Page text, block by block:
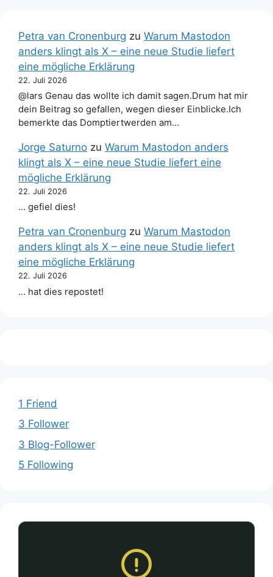
Petra van Cronenburg zu Warum Mastodon
anders klingt als X – eine neue Studie liefert
eine mögliche Erklärung
22. Juli 2026
@lars Genau das wollte ich damit sagen.Drum hat mir
dein Beitrag so gefallen, wegen dieser Einblicke.Ich
bemerkte das Domptiertwerden am…
Jorge Saturno zu Warum Mastodon anders
klingt als X – eine neue Studie liefert eine
mögliche Erklärung
22. Juli 2026
… gefiel dies!
Petra van Cronenburg zu Warum Mastodon
anders klingt als X – eine neue Studie liefert
eine mögliche Erklärung
22. Juli 2026
… hat dies repostet!
1 Friend
3 Follower
3 Blog-Follower
5 Following